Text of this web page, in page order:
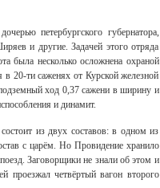
петербургского губернатора,
и другие. Задачей этого отряда
была несколько осложнена охраной
20-ти саженях от Курской железной
ход 0,37 сажени в ширину и
и динамит.
из двух составов: в одном из
с царём. Но Провидение хранило
Заговорщики не знали об этом и
проезжал четвёртый вагон второго